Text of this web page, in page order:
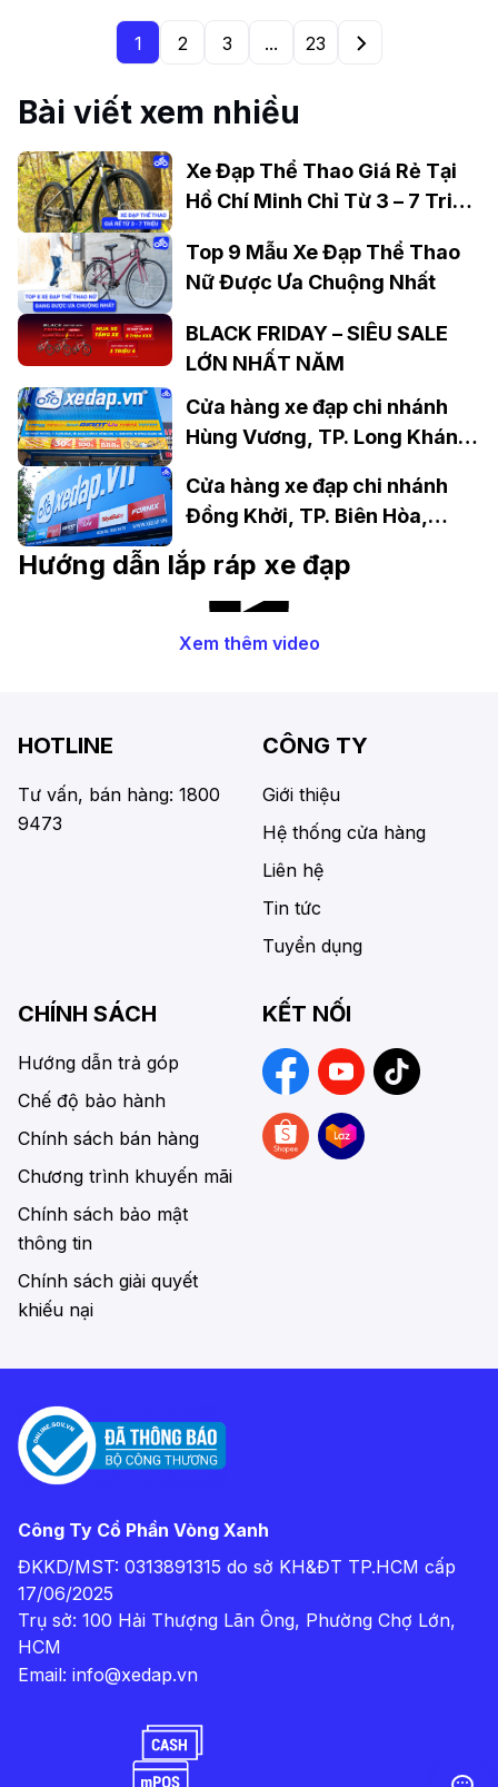
1 2 3 ... 23
Bài viết xem nhiều
Xe Đạp Thể Thao Giá Rẻ Tại
Hồ Chí Minh Chỉ Từ 3 – 7 Triệu
Top 9 Mẫu Xe Đạp Thể Thao
Nữ Được Ưa Chuộng Nhất
BLACK FRIDAY – SIÊU SALE
LỚN NHẤT NĂM
Cửa hàng xe đạp chi nhánh
Hùng Vương, TP. Long Khánh,
Cửa hàng xe đạp chi nhánh
Đồng Khởi, TP. Biên Hòa,
Đồng Nai
Hướng dẫn lắp ráp xe đạp
Xem thêm video
HOTLINE
Tư vấn, bán hàng: 1800
9473
CÔNG TY
Giới thiệu
Hệ thống cửa hàng
Liên hệ
Tin tức
Tuyển dụng
CHÍNH SÁCH
Hướng dẫn trả góp
Chế độ bảo hành
Chính sách bán hàng
Chương trình khuyến mãi
Chính sách bảo mật
thông tin
Chính sách giải quyết
khiếu nại
KẾT NỐI
Công Ty Cổ Phần Vòng Xanh
ĐKKD/MST: 0313891315 do sở KH&ĐT TP.HCM cấp
17/06/2025
Trụ sở: 100 Hải Thượng Lãn Ông, Phường Chợ Lớn,
HCM
Email: info@xedap.vn